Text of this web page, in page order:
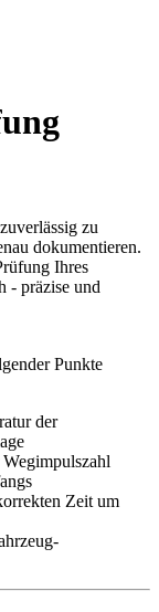
zu
dokumentieren.
Ihres
- präzise und
Punkte
der
Zeit um